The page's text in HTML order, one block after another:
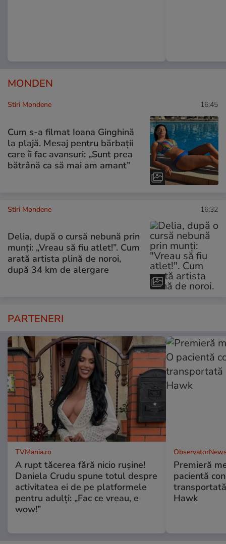
MONDEN
Stiri Mondene 16:45
Cum s-a filmat Ioana Ginghină
la plajă. Mesaj pentru bărbații
care îi fac avansuri: „Sunt prea
bătrână ca să mai am amant”
Stiri Mondene 16:32
Delia, după o cursă nebună prin
munți: „Vreau să fiu atlet!”. Cum
arată artista plină de noroi,
după 34 km de alergare
PARTENERI
TVMania.ro
A rupt tăcerea fără nicio rușine!
Daniela Crudu spune totul despre
activitatea ei de pe platformele
pentru adulți: „Fac ce vreau, e
wow!”
Premieră
pacientă
Hawk